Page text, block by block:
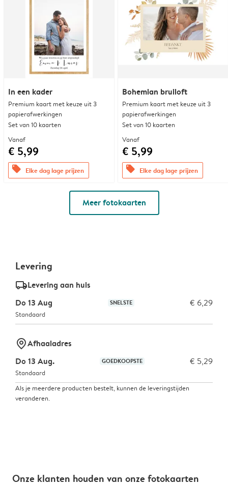
In een kader
Premium kaart met keuze uit 3
papierafwerkingen
Set van 10 kaarten
Vanaf
€ 5,99
offers Elke dag lage prijzen
Bohemian bruiloft
Premium kaart met keuze uit 3
papierafwerkingen
Set van 10 kaarten
Vanaf
€ 5,99
offers Elke dag lage prijzen
Meer fotokaarten
Levering
delivery_standard_v2Levering aan huis
Do 13 Aug
SNELSTE € 6,29
Standaard
marker-pinAfhaaladres
Do 13 Aug.
GOEDKOOPSTE € 5,29
Standaard
Als je meerdere producten bestelt, kunnen de leveringstijden
veranderen.
Onze klanten houden van onze fotokaarten